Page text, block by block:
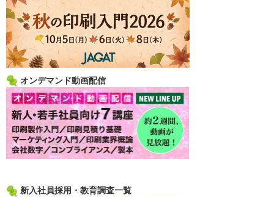
オンデマンド動画配信
新入社員採用・教育調査一覧